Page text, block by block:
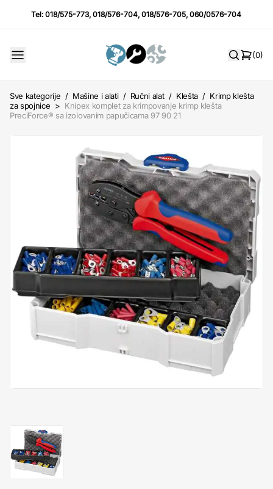
Tel:018/575-773,018/576-704,018/576-705,060/0576-704
(0)
Sve kategorije / Mašine i alati / Ručni alat / Klešta / Krimp klešta
za spojnice > Knipex komplet za krimpovanje krimp klešta
PreciForce® sa izolovanim papučicama 97 90 21